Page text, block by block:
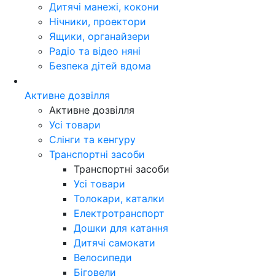
Дитячі манежі, кокони
Нічники, проектори
Ящики, органайзери
Радіо та відео няні
Безпека дітей вдома
Активне дозвілля
Активне дозвілля
Усі товари
Слінги та кенгуру
Транспортні засоби
Транспортні засоби
Усі товари
Толокари, каталки
Електротранспорт
Дошки для катання
Дитячі самокати
Велосипеди
Біговели